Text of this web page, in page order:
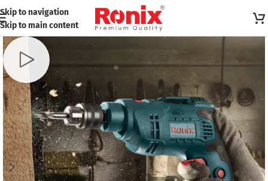
Skip to navigation
Skip to main content